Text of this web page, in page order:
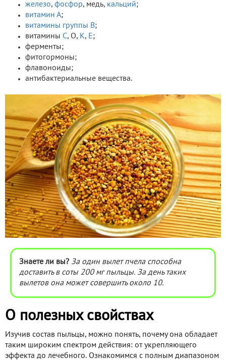
железо, фосфор, медь, кальций;
витамин А;
витамины группы В;
витамины С, О, К , Е ;
ферменты;
фитогормоны;
флавоноиды;
антибактериальные вещества.
Знаете ли вы? За один вылет пчела способна
доставить в соты 200 мг пыльцы. За день таких
вылетов она может совершить около 10.
О полезных свойствах
Изучив состав пыльцы, можно понять, почему она обладает
таким широким спектром действия: от укрепляющего
эффекта до лечебного. Ознакомимся с полным диапазоном